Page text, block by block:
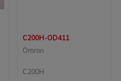
C200H-OD411
Omron
C200H